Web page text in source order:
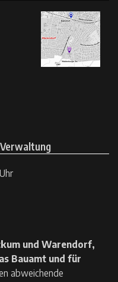
und Warendorf,
Bauamt und für
abweichende